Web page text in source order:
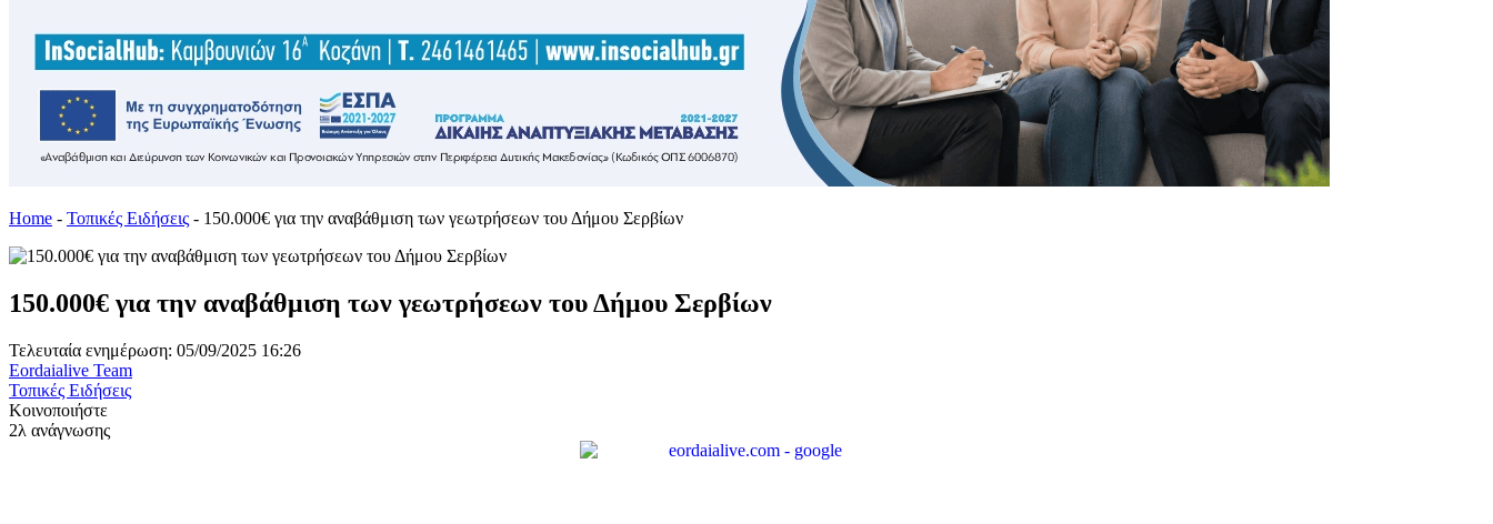
Home - Τοπικές Ειδήσεις - 150.000€ για την αναβάθμιση των γεωτρήσεων του Δήμου Σερβίων
150.000€ για την αναβάθμιση των γεωτρήσεων του Δήμου Σερβίων
Τελευταία ενημέρωση: 05/09/2025 16:26
Eordaialive Team
Τοπικές Ειδήσεις
Κοινοποιήστε
2λ ανάγνωσης